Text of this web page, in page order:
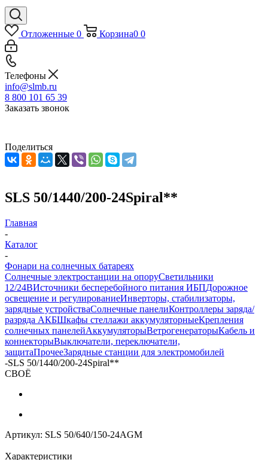
Отложенные 0 Корзина0 0
Телефоны
info@slmb.ru
8 800 101 65 39
Заказать звонок
Поделиться
SLS 50/1440/200-24Spiral**
Главная
-
Каталог
-
Фонари на солнечных батареях
Солнечные электростанции на опоруСветильники
12/24ВИсточники бесперебойного питания ИБПДорожное
освещение и регулированиеИнверторы, стабилизаторы,
зарядные устройстваСолнечные панелиКонтроллеры заряда/
разряда АКБШкафы стеллажи аккумуляторныеКрепления
солнечных панелейАккумуляторыВетрогенераторыКабель и
коннекторыВыключатели, переключатели,
защитаПрочееЗарядные станции для электромобилей
-SLS 50/1440/200-24Spiral**
СВОЁ
Артикул: SLS 50/640/150-24AGM
Характеристики